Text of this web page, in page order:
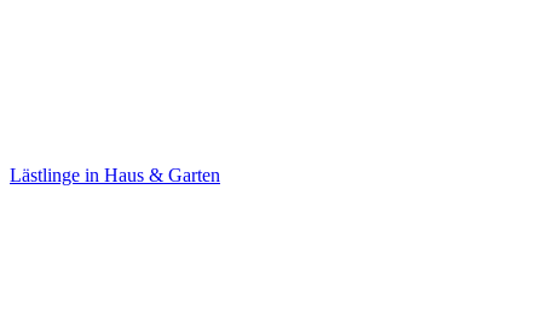
Lästlinge in Haus & Garten